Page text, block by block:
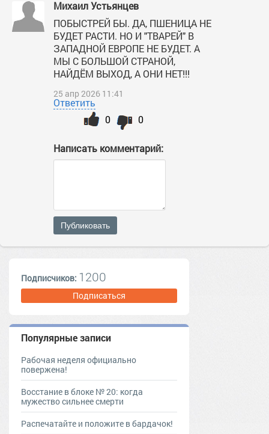
Михаил Устьянцев
ПОБЫСТРЕЙ БЫ. ДА, ПШЕНИЦА НЕ
БУДЕТ РАСТИ. НО И "ТВАРЕЙ" В
ЗАПАДНОЙ ЕВРОПЕ НЕ БУДЕТ. А
МЫ С БОЛЬШОЙ СТРАНОЙ,
НАЙДЁМ ВЫХОД, А ОНИ НЕТ!!!
25 апр 2026 11:41
Ответить
0
0
Написать комментарий:
Публиковать
Подписчиков: 1200
Подписаться
Популярные записи
Рабочая неделя официально
повержена!
Восстание в блоке № 20: когда
мужество сильнее смерти
Распечатайте и положите в бардачок!